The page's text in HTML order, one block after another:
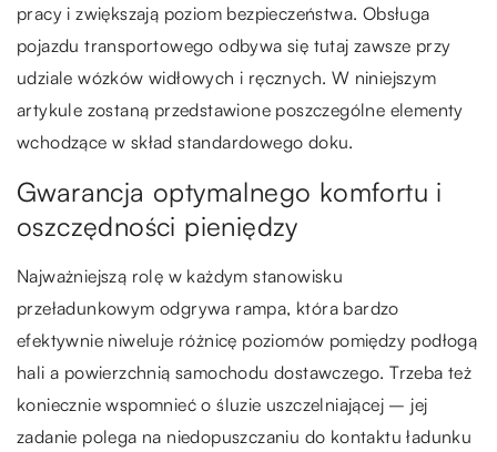
pracy i zwiększają poziom bezpieczeństwa. Obsługa
pojazdu transportowego odbywa się tutaj zawsze przy
udziale wózków widłowych i ręcznych. W niniejszym
artykule zostaną przedstawione poszczególne elementy
wchodzące w skład standardowego doku.
Gwarancja optymalnego komfortu i
oszczędności pieniędzy
Najważniejszą rolę w każdym stanowisku
przeładunkowym odgrywa rampa, która bardzo
efektywnie niweluje różnicę poziomów pomiędzy podłogą
hali a powierzchnią samochodu dostawczego. Trzeba też
koniecznie wspomnieć o śluzie uszczelniającej – jej
zadanie polega na niedopuszczaniu do kontaktu ładunku